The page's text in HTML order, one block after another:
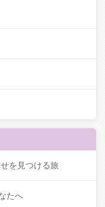
を見つける旅
たへ